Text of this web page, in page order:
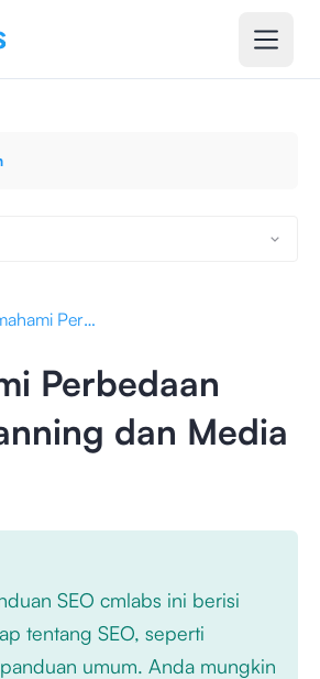
Memahami Perbedaan Media Planning dan Media Buying
Perbedaan
dan Media
SEO cmlabs ini berisi
tentang SEO, seperti
umum. Anda mungkin